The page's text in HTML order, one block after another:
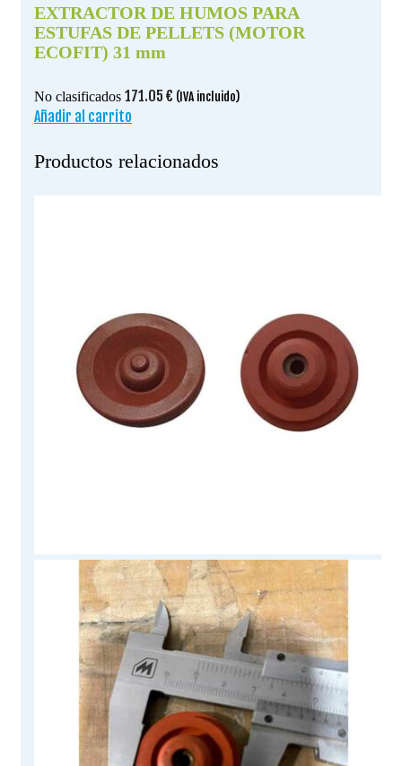
EXTRACTOR DE HUMOS PARA
ESTUFAS DE PELLETS (MOTOR
ECOFIT) 31 mm
No clasificados 171.05 € (IVA incluido)
Añadir al carrito
Productos relacionados